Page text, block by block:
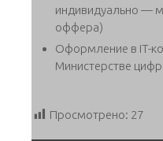
индивидуально —
оффера)
Оформление в IT-
Министерстве
Просмотрено: 27